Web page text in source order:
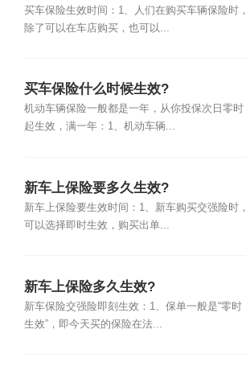
买车保险生效时间：1、人们在购买车辆保险时，
除了可以在车店购买，也可以...
买车保险什么时候生效?
机动车辆保险一般都是一年，从你投保次日零时
起生效，满一年：1、机动车辆...
新车上保险要多久生效?
新车上保险要生效时间：1、新车购买交强险时，
可以选择即时生效，购买出单...
新车上保险多久生效?
新车保险交强险即刻生效：1、保单一般是“零时
生效”，即今天买的保险在法...